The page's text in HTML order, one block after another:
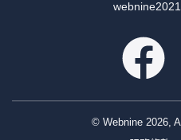
© Webnine 2026,